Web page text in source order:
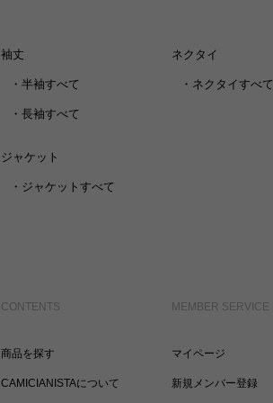
袖丈
・ 半袖すべて
・ 長袖すべて
ジャケット
・ ジャケットすべて
ネクタイ
・ ネクタイすべて
CONTENTS
商品を探す
CAMICIANISTAについて
MEMBER SERVICE
マイページ
新規メンバー登録